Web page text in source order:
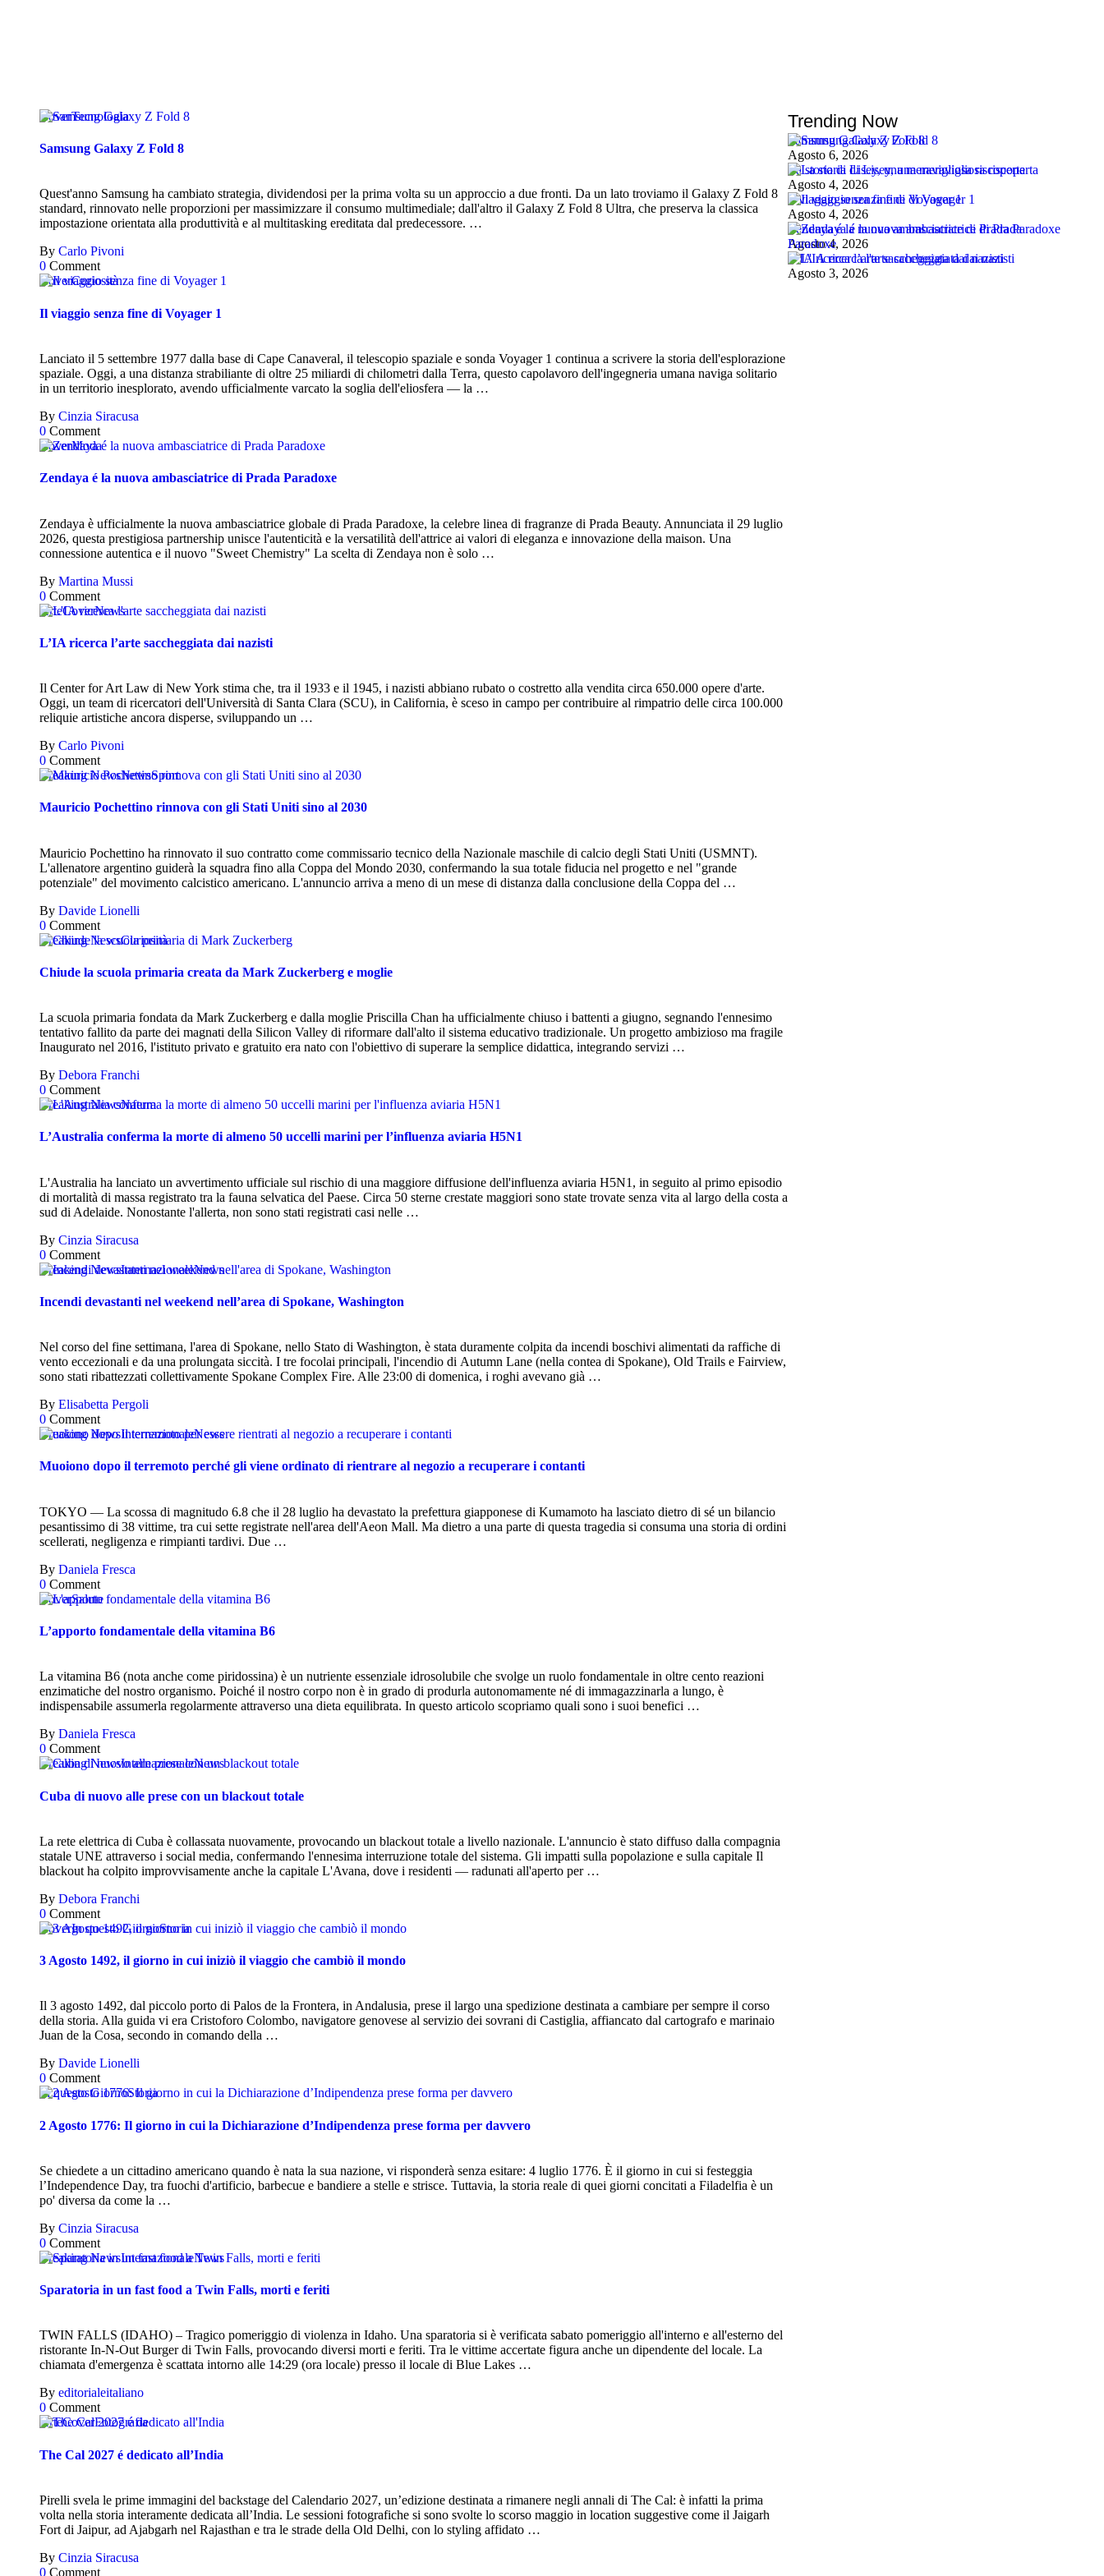
CoverTecnologia
Samsung Galaxy Z Fold 8
Quest'anno Samsung ha cambiato strategia, dividendosi per la prima volta su un approccio a due fronti. Da un lato troviamo il Galaxy Z Fold 8
standard, rinnovato nelle proporzioni per massimizzare il consumo multimediale; dall'altro il Galaxy Z Fold 8 Ultra, che preserva la classica
impostazione orientata alla produttività e al multitasking ereditata dal predecessore. …
By Carlo Pivoni
0 Comment
CoverCuriosità
Il viaggio senza fine di Voyager 1
Lanciato il 5 settembre 1977 dalla base di Cape Canaveral, il telescopio spaziale e sonda Voyager 1 continua a scrivere la storia dell'esplorazione
spaziale. Oggi, a una distanza strabiliante di oltre 25 miliardi di chilometri dalla Terra, questo capolavoro dell'ingegneria umana naviga solitario
in un territorio inesplorato, avendo ufficialmente varcato la soglia dell'eliosfera — la …
By Cinzia Siracusa
0 Comment
CoverModa
Zendaya é la nuova ambasciatrice di Prada Paradoxe
Zendaya è ufficialmente la nuova ambasciatrice globale di Prada Paradoxe, la celebre linea di fragranze di Prada Beauty. Annunciata il 29 luglio
2026, questa prestigiosa partnership unisce l'autenticità e la versatilità dell'attrice ai valori di eleganza e innovazione della maison. Una
connessione autentica e il nuovo "Sweet Chemistry" La scelta di Zendaya non è solo …
By Martina Mussi
0 Comment
ArteCoverNews
L’IA ricerca l’arte saccheggiata dai nazisti
Il Center for Art Law di New York stima che, tra il 1933 e il 1945, i nazisti abbiano rubato o costretto alla vendita circa 650.000 opere d'arte.
Oggi, un team di ricercatori dell'Università di Santa Clara (SCU), in California, è sceso in campo per contribuire al rimpatrio delle circa 100.000
reliquie artistiche ancora disperse, sviluppando un …
By Carlo Pivoni
0 Comment
Breaking NewsNewsSport
Mauricio Pochettino rinnova con gli Stati Uniti sino al 2030
Mauricio Pochettino ha rinnovato il suo contratto come commissario tecnico della Nazionale maschile di calcio degli Stati Uniti (USMNT).
L'allenatore argentino guiderà la squadra fino alla Coppa del Mondo 2030, confermando la sua totale fiducia nel progetto e nel "grande
potenziale" del movimento calcistico americano. L'annuncio arriva a meno di un mese di distanza dalla conclusione della Coppa del …
By Davide Lionelli
0 Comment
Breaking NewsCuriosità
Chiude la scuola primaria creata da Mark Zuckerberg e moglie
La scuola primaria fondata da Mark Zuckerberg e dalla moglie Priscilla Chan ha ufficialmente chiuso i battenti a giugno, segnando l'ennesimo
tentativo fallito da parte dei magnati della Silicon Valley di riformare dall'alto il sistema educativo tradizionale. Un progetto ambizioso ma fragile
Inaugurato nel 2016, l'istituto privato e gratuito era nato con l'obiettivo di superare la semplice didattica, integrando servizi …
By Debora Franchi
0 Comment
Breaking NewsNatura
L’Australia conferma la morte di almeno 50 uccelli marini per l’influenza aviaria H5N1
L'Australia ha lanciato un avvertimento ufficiale sul rischio di una maggiore diffusione dell'influenza aviaria H5N1, in seguito al primo episodio
di mortalità di massa registrato tra la fauna selvatica del Paese. Circa 50 sterne crestate maggiori sono state trovate senza vita al largo della costa a
sud di Adelaide. Nonostante l'allerta, non sono stati registrati casi nelle …
By Cinzia Siracusa
0 Comment
Breaking NewsInternazionaleNews
Incendi devastanti nel weekend nell’area di Spokane, Washington
Nel corso del fine settimana, l'area di Spokane, nello Stato di Washington, è stata duramente colpita da incendi boschivi alimentati da raffiche di
vento eccezionali e da una prolungata siccità. I tre focolai principali, l'incendio di Autumn Lane (nella contea di Spokane), Old Trails e Fairview,
sono stati ribattezzati collettivamente Spokane Complex Fire. Alle 23:00 di domenica, i roghi avevano già …
By Elisabetta Pergoli
0 Comment
Breaking NewsInternazionaleNews
Muoiono dopo il terremoto perché gli viene ordinato di rientrare al negozio a recuperare i contanti
TOKYO — La scossa di magnitudo 6.8 che il 28 luglio ha devastato la prefettura giapponese di Kumamoto ha lasciato dietro di sé un bilancio
pesantissimo di 38 vittime, tra cui sette registrate nell'area dell'Aeon Mall. Ma dietro a una parte di questa tragedia si consuma una storia di ordini
scellerati, negligenza e rimpianti tardivi. Due …
By Daniela Fresca
0 Comment
CoverSalute
L’apporto fondamentale della vitamina B6
La vitamina B6 (nota anche come piridossina) è un nutriente essenziale idrosolubile che svolge un ruolo fondamentale in oltre cento reazioni
enzimatiche del nostro organismo. Poiché il nostro corpo non è in grado di produrla autonomamente né di immagazzinarla a lungo, è
indispensabile assumerla regolarmente attraverso una dieta equilibrata. In questo articolo scopriamo quali sono i suoi benefici …
By Daniela Fresca
0 Comment
Breaking NewsInternazionaleNews
Cuba di nuovo alle prese con un blackout totale
La rete elettrica di Cuba è collassata nuovamente, provocando un blackout totale a livello nazionale. L'annuncio è stato diffuso dalla compagnia
statale UNE attraverso i social media, confermando l'ennesima interruzione totale del sistema. Gli impatti sulla popolazione e sulla capitale Il
blackout ha colpito improvvisamente anche la capitale L'Avana, dove i residenti — radunati all'aperto per …
By Debora Franchi
0 Comment
CoverIn questo GiornoStoria
3 Agosto 1492, il giorno in cui iniziò il viaggio che cambiò il mondo
Il 3 agosto 1492, dal piccolo porto di Palos de la Frontera, in Andalusia, prese il largo una spedizione destinata a cambiare per sempre il corso
della storia. Alla guida vi era Cristoforo Colombo, navigatore genovese al servizio dei sovrani di Castiglia, affiancato dal cartografo e marinaio
Juan de la Cosa, secondo in comando della …
By Davide Lionelli
0 Comment
In questo GiornoStoria
2 Agosto 1776: Il giorno in cui la Dichiarazione d’Indipendenza prese forma per davvero
Se chiedete a un cittadino americano quando è nata la sua nazione, vi risponderà senza esitare: 4 luglio 1776. È il giorno in cui si festeggia
l’Independence Day, tra fuochi d'artificio, barbecue e bandiere a stelle e strisce. Tuttavia, la storia reale di quei giorni concitati a Filadelfia è un
po' diversa da come la …
By Cinzia Siracusa
0 Comment
Breaking NewsInternazionaleNews
Sparatoria in un fast food a Twin Falls, morti e feriti
TWIN FALLS (IDAHO) – Tragico pomeriggio di violenza in Idaho. Una sparatoria si è verificata sabato pomeriggio all'interno e all'esterno del
ristorante In-N-Out Burger di Twin Falls, provocando diversi morti e feriti. Tra le vittime accertate figura anche un dipendente del locale. La
chiamata d'emergenza è scattata intorno alle 14:29 (ora locale) presso il locale di Blue Lakes …
By editorialeitaliano
0 Comment
ArteCoverFotografia
The Cal 2027 é dedicato all’India
Pirelli svela le prime immagini del backstage del Calendario 2027, un’edizione destinata a rimanere negli annali di The Cal: è infatti la prima
volta nella storia interamente dedicata all’India. Le sessioni fotografiche si sono svolte lo scorso maggio in location suggestive come il Jaigarh
Fort di Jaipur, ad Ajabgarh nel Rajasthan e tra le strade della Old Delhi, con lo styling affidato …
By Cinzia Siracusa
0 Comment
Trending Now
Samsung Galaxy Z Fold 8
Agosto 6, 2026
La storia di Lisey, una meravigliosa riscoperta
Agosto 4, 2026
Il viaggio senza fine di Voyager 1
Agosto 4, 2026
Zendaya é la nuova ambasciatrice di Prada Paradoxe
Agosto 4, 2026
L’IA ricerca l’arte saccheggiata dai nazisti
Agosto 3, 2026